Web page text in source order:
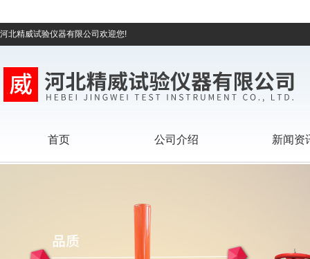
河北精威试验仪器有限公司欢迎您!
首页 公司介绍 新闻资